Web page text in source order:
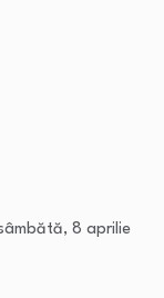
8 aprilie